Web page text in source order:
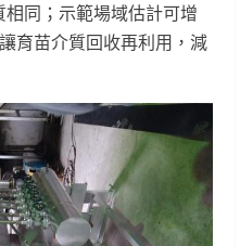
同；示範場域估計可增
育苗介質回收再利用，減